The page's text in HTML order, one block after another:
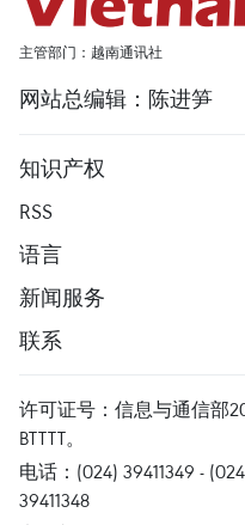
主管部门：越南通讯社
网站总编辑：陈进笋
知识产权
RSS
语言
新闻服务
联系
许可证号：信息与通信部
BTTTT。
电话：(024) 39411349 -
39411348